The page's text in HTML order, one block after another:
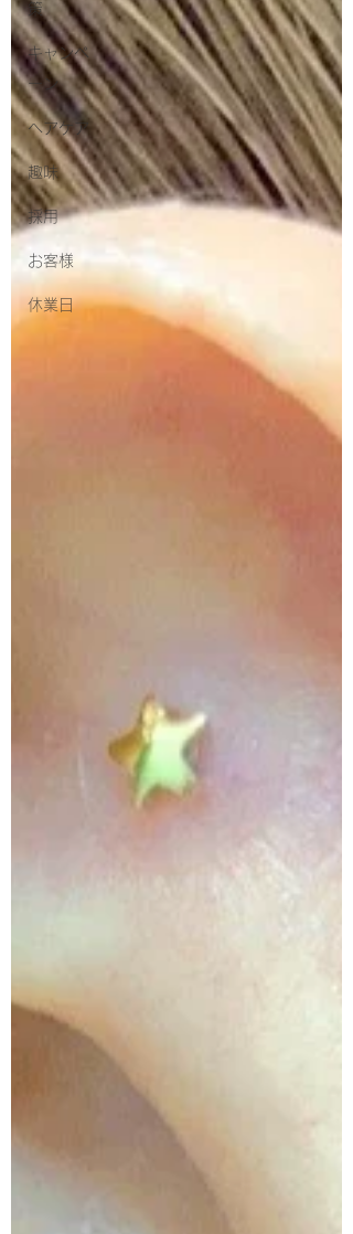
策
キャンペ
ーン
ヘアケア
趣味
採用
お客様
休業日